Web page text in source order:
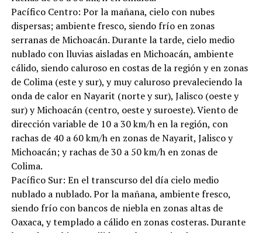
Pacífico Centro: Por la mañana, cielo con nubes
dispersas; ambiente fresco, siendo frío en zonas
serranas de Michoacán. Durante la tarde, cielo medio
nublado con lluvias aisladas en Michoacán, ambiente
cálido, siendo caluroso en costas de la región y en zonas
de Colima (este y sur), y muy caluroso prevaleciendo la
onda de calor en Nayarit (norte y sur), Jalisco (oeste y
sur) y Michoacán (centro, oeste y suroeste). Viento de
dirección variable de 10 a 30 km/h en la región, con
rachas de 40 a 60 km/h en zonas de Nayarit, Jalisco y
Michoacán; y rachas de 30 a 50 km/h en zonas de
Colima.
Pacífico Sur: En el transcurso del día cielo medio
nublado a nublado. Por la mañana, ambiente fresco,
siendo frío con bancos de niebla en zonas altas de
Oaxaca, y templado a cálido en zonas costeras. Durante